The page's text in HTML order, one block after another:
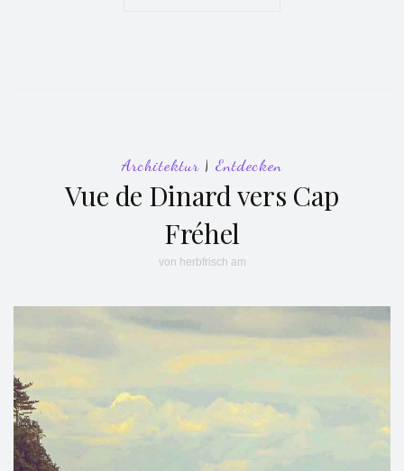
Architektur | Entdecken
Vue de Dinard vers Cap
Fréhel
von herbfrisch am